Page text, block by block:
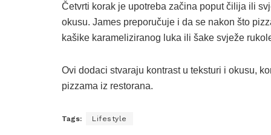
Četvrti korak je upotreba začina poput čilija ili
okusu. James preporučuje i da se nakon što
kašike karameliziranog luka ili šake svježe
Ovi dodaci stvaraju kontrast u teksturi i okusu,
pizzama iz restorana.
Tags: Lifestyle